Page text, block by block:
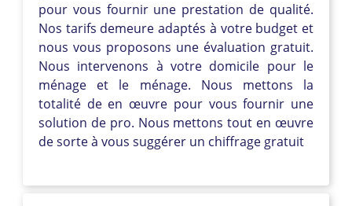
pour vous fournir une prestation de qualité.
Nos tarifs demeure adaptés à votre budget et
nous vous proposons une évaluation gratuit.
Nous intervenons à votre domicile pour le
ménage et le ménage. Nous mettons la
totalité de en œuvre pour vous fournir une
solution de pro. Nous mettons tout en œuvre
de sorte à vous suggérer un chiffrage gratuit